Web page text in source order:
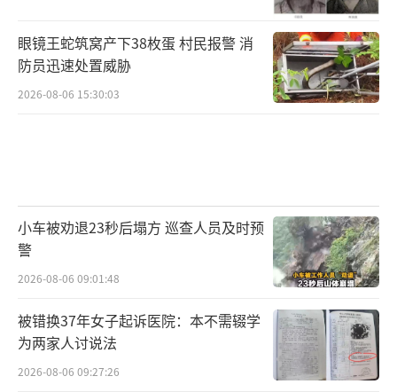
眼镜王蛇筑窝产下38枚蛋 村民报警 消
防员迅速处置威胁
2026-08-06 15:30:03
小车被劝退23秒后塌方 巡查人员及时预
警
2026-08-06 09:01:48
被错换37年女子起诉医院：本不需辍学
为两家人讨说法
2026-08-06 09:27:26